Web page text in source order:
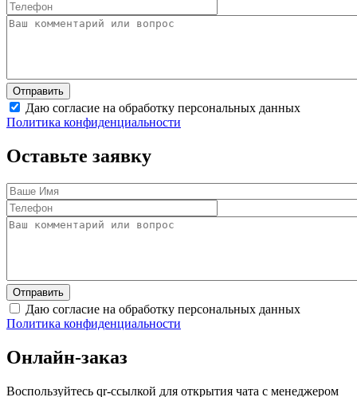
Даю согласие на обработку персональных данных
Политика конфиденциальности
Оставьте заявку
Даю согласие на обработку персональных данных
Политика конфиденциальности
Онлайн-заказ
Воспользуйтесь qr-ссылкой для открытия чата с менеджером